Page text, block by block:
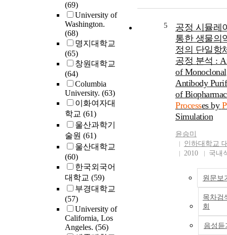
(69)
University of
Washington.
(68)
명지대학교
(65)
창원대학교
(64)
Columbia
University. (63)
이화여자대
학교 (61)
울산과학기
술원 (61)
울산대학교
(60)
한국외국어
대학교 (59)
부경대학교
(57)
University of
California, Los
Angeles. (56)
growing
potential of ISF to
parts without the
geometry-specific
revolutionized the
forming
its promising
characteristics,
has not been
adopted in
to how process
influence the
properties, its
accuracy, and the
robust process
strategy. In
current research
placed most
the forming of
5
공정 시뮬레
통한 생물의
정의 단일항
공정 분석 :
of Monoclonal
Antibody
of
Processes by
Simulation
윤승미
인하대학교
2010
국내
원문보
목차검
회
음성듣